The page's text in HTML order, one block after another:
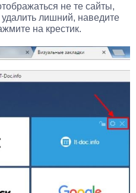
не те сайты,
лишний, наведите
на крестик.